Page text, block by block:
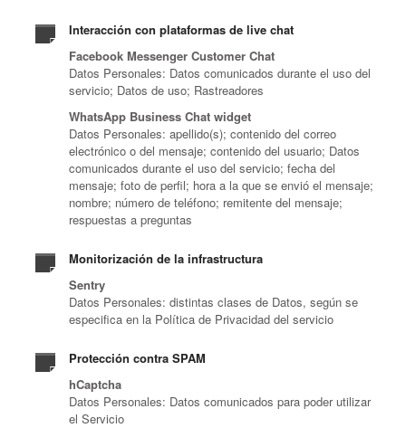
Interacción con plataformas de live chat
Facebook Messenger Customer Chat
Datos Personales: Datos comunicados durante el uso del
servicio; Datos de uso; Rastreadores
WhatsApp Business Chat widget
Datos Personales: apellido(s); contenido del correo
electrónico o del mensaje; contenido del usuario; Datos
comunicados durante el uso del servicio; fecha del
mensaje; foto de perfil; hora a la que se envió el mensaje;
nombre; número de teléfono; remitente del mensaje;
respuestas a preguntas
Monitorización de la infrastructura
Sentry
Datos Personales: distintas clases de Datos, según se
especifica en la Política de Privacidad del servicio
Protección contra SPAM
hCaptcha
Datos Personales: Datos comunicados para poder utilizar
el Servicio